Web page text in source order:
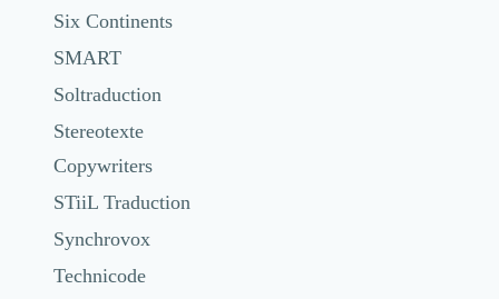
Six Continents
SMART
Soltraduction
Stereotexte
Copywriters
STiiL Traduction
Synchrovox
Technicode